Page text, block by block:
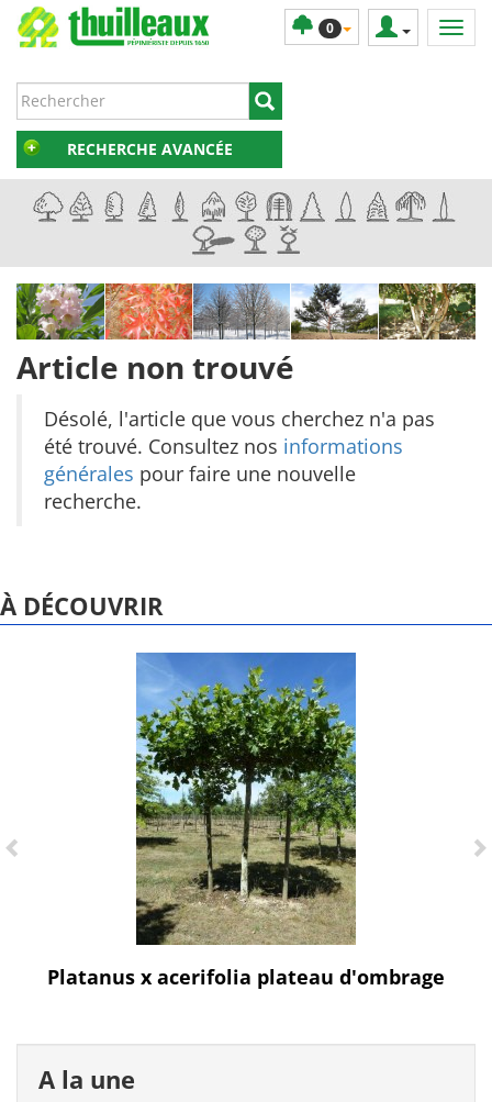
0
RECHERCHE AVANCÉE
Article non trouvé
Désolé, l'article que vous cherchez n'a pas
été trouvé. Consultez nos informations
générales pour faire une nouvelle
recherche.
À DÉCOUVRIR
Platanus x acerifolia plateau d'ombrage
A la une